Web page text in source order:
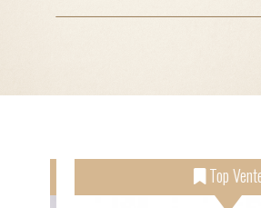
Top Vente